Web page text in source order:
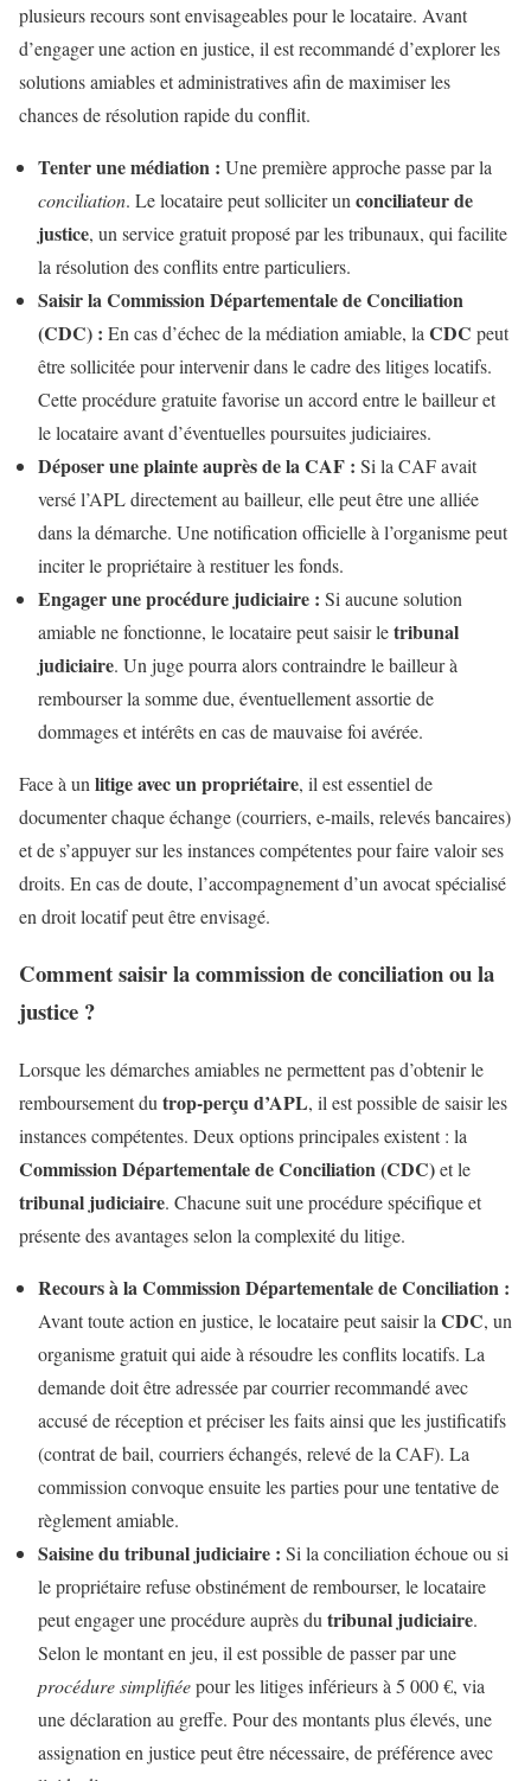
plusieurs recours sont envisageables pour le locataire. Avant
d’engager une action en justice, il est recommandé d’explorer les
solutions amiables et administratives afin de maximiser les
chances de résolution rapide du conflit.
Tenter une médiation : Une première approche passe par la
conciliation. Le locataire peut solliciter un conciliateur de
justice, un service gratuit proposé par les tribunaux, qui facilite
la résolution des conflits entre particuliers.
Saisir la Commission Départementale de Conciliation
(CDC) : En cas d’échec de la médiation amiable, la CDC peut
être sollicitée pour intervenir dans le cadre des litiges locatifs.
Cette procédure gratuite favorise un accord entre le bailleur et
le locataire avant d’éventuelles poursuites judiciaires.
Déposer une plainte auprès de la CAF : Si la CAF avait
versé l’APL directement au bailleur, elle peut être une alliée
dans la démarche. Une notification officielle à l’organisme peut
inciter le propriétaire à restituer les fonds.
Engager une procédure judiciaire : Si aucune solution
amiable ne fonctionne, le locataire peut saisir letribunal
judiciaire. Un juge pourra alors contraindre le bailleur à
rembourser la somme due, éventuellement assortie de
dommages et intérêts en cas de mauvaise foi avérée.
Face à un litige avec un propriétaire, il est essentiel de
documenter chaque échange (courriers, e-mails, relevés bancaires)
et de s’appuyer sur les instances compétentes pour faire valoir ses
droits. En cas de doute, l’accompagnement d’un avocat spécialisé
en droit locatif peut être envisagé.
Comment saisir la commission de conciliation ou la
justice ?
Lorsque les démarches amiables ne permettent pas d’obtenir le
remboursement du trop-perçu d’APL, il est possible de saisir les
instances compétentes. Deux options principales existent : la
Commission Départementale de Conciliation (CDC)et le
tribunal judiciaire. Chacune suit une procédure spécifique et
présente des avantages selon la complexité du litige.
Recours à la Commission Départementale de Conciliation :
Avant toute action en justice, le locataire peut saisir la CDC, un
organisme gratuit qui aide à résoudre les conflits locatifs. La
demande doit être adressée par courrier recommandé avec
accusé de réception et préciser les faits ainsi que les justificatifs
(contrat de bail, courriers échangés, relevé de la CAF). La
commission convoque ensuite les parties pour une tentative de
règlement amiable.
Saisine du tribunal judiciaire : Si la conciliation échoue ou si
le propriétaire refuse obstinément de rembourser, le locataire
peut engager une procédure auprès du tribunal judiciaire.
Selon le montant en jeu, il est possible de passer par une
procédure simplifiéepour les litiges inférieurs à 5 000 €, via
une déclaration au greffe. Pour des montants plus élevés, une
assignation en justice peut être nécessaire, de préférence avec